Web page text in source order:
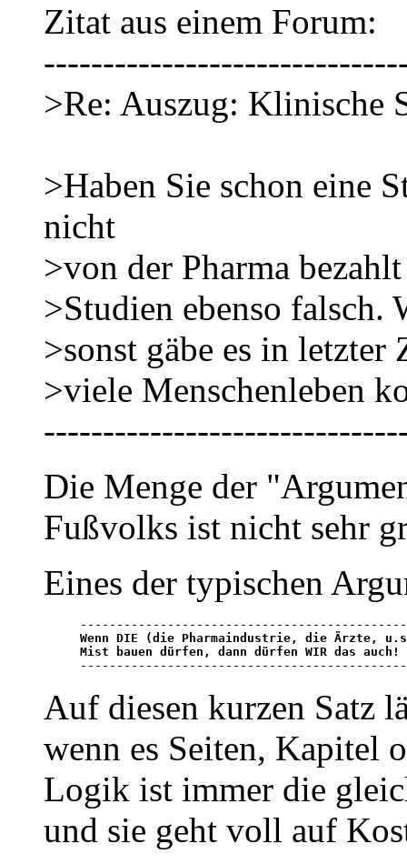
Zitat aus einem Forum:
>Re: Auszug: Klinische
>Haben Sie schon eine
nicht
>von der Pharma
>Studien ebenso falsch.
>sonst gäbe es in
>viele Menschenleben
Die Menge der
Fußvolks ist nicht sehr
Eines der typischen
Wenn DIE (die Pharmaindustrie, die Ärzte,
Mist bauen dürfen, dann dürfen WIR das auch!
Auf diesen kurzen Satz
wenn es Seiten, Kapitel
Logik ist immer die
und sie geht voll auf